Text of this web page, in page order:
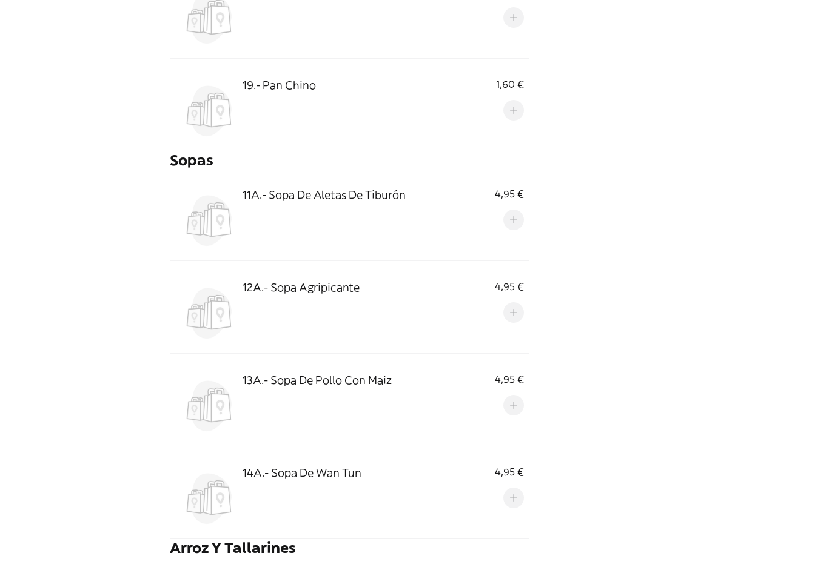
19.- Pan Chino 1,60 €
Sopas
11A.- Sopa De Aletas De Tiburón 4,95 €
12A.- Sopa Agripicante 4,95 €
13A.- Sopa De Pollo Con Maiz 4,95 €
14A.- Sopa De Wan Tun 4,95 €
Arroz Y Tallarines